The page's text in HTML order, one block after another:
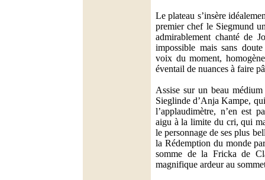
Le plateau s’insère
premier chef le Siegmund
admirablement chanté de
impossible mais sans
voix du moment,
éventail de nuances à faire
Assise sur un beau
Sieglinde d’Anja Kampe,
l’applaudimètre, n’en est
aigu à la limite du cri, qui
le personnage de ses plus
la Rédemption du monde
somme de la Fricka de
magnifique ardeur au